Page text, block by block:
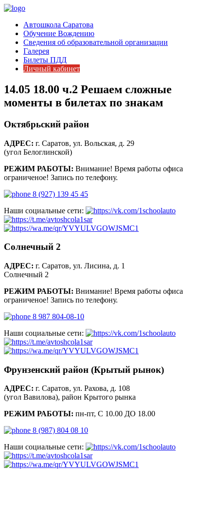
Автошкола Саратова
Обучение Вождению
Сведения об образовательной организации
Галерея
Билеты ПДД
Личный кабинет
14.05 18.00 ч.2 Решаем сложные
моменты в билетах по знакам
Октябрьский район
АДРЕС: г. Саратов, ул. Вольская, д. 29
(угол Белоглинской)
РЕЖИМ РАБОТЫ: Внимание! Время работы офиса
ограниченое! Запись по телефону.
8 (927) 139 45 45
Наши социальные сети:
Солнечный 2
АДРЕС: г. Саратов, ул. Лисина, д. 1
Солнечный 2
РЕЖИМ РАБОТЫ: Внимание! Время работы офиса
ограниченое! Запись по телефону.
8 987 804-08-10
Наши социальные сети:
Фрунзенский район (Крытый рынок)
АДРЕС: г. Саратов, ул. Рахова, д. 108
(угол Вавилова), район Крытого рынка
РЕЖИМ РАБОТЫ: пн-пт, С 10.00 ДО 18.00
8 (987) 804 08 10
Наши социальные сети: